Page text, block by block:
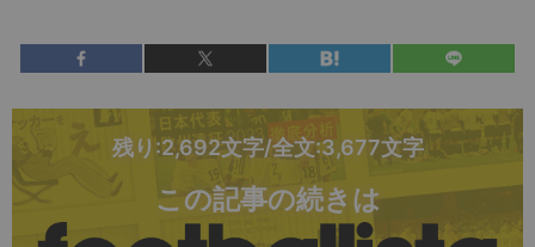
残り:2,692文字/全文:3,677文字
この記事の続きは